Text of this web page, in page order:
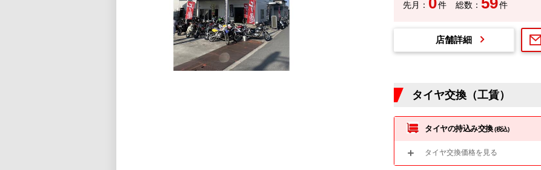
先月： 件 総数： 件
店舗詳細
タイヤ交換（工賃）
タイヤの持込み交換(税込)
タイヤ交換価格を見る